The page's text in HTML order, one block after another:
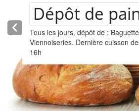
Dépôt de
Tous les jours, dépôt de :
Viennoiseries. Dernière cuisson
16h